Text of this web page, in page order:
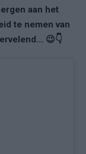
aan het
te nemen van
😉👇